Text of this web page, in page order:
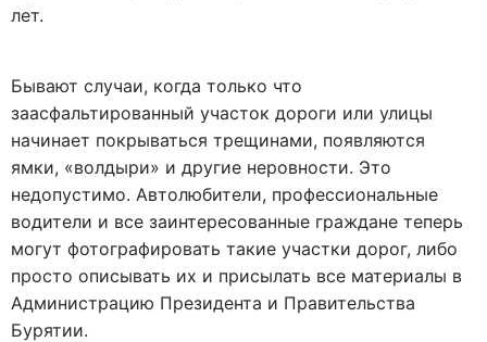
лет.
Бывают случаи, когда только что
заасфальтированный участок дороги или улицы
начинает покрываться трещинами, появляются
ямки, «волдыри» и другие неровности. Это
недопустимо. Автолюбители, профессиональные
водители и все заинтересованные граждане теперь
могут фотографировать такие участки дорог, либо
просто описывать их и присылать все материалы в
Администрацию Президента и Правительства
Бурятии.